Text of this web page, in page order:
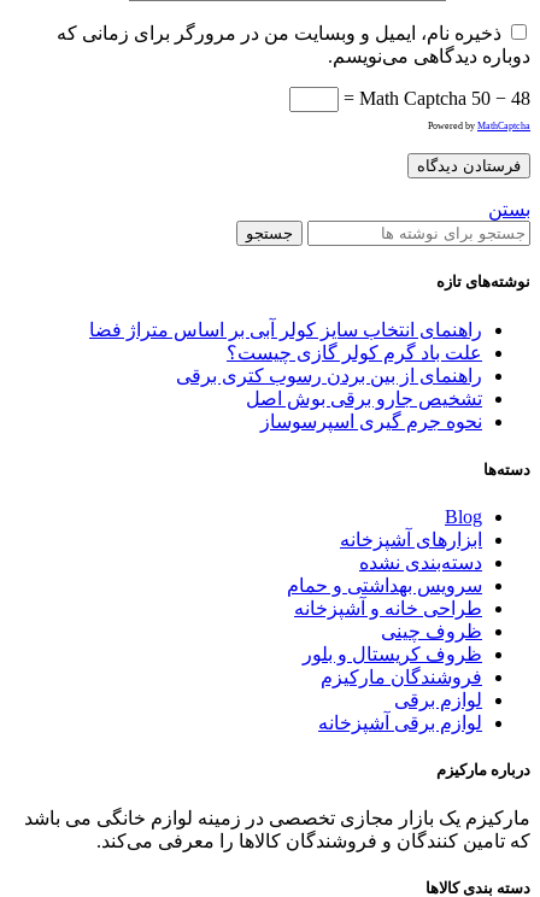
ذخیره نام، ایمیل و وبسایت من در مرورگر برای زمانی که
دوباره دیدگاهی می‌نویسم.
Math Captcha 50 − 48 =
Powered by MathCaptcha
بستن
جستجو
نوشته‌های تازه
راهنمای انتخاب سایز کولر آبی بر اساس متراژ فضا
علت باد گرم کولر گازی چیست؟
راهنمای از بین بردن رسوب کتری برقی
تشخیص جارو برقی بوش اصل
نحوه جرم گیری اسپرسوساز
دسته‌ها
Blog
ابزارهای آشپزخانه
دسته‌بندی نشده
سرویس بهداشتی و حمام
طراحی خانه و آشپزخانه
ظروف چینی
ظروف کریستال و بلور
فروشندگان مارکیزم
لوازم برقی
لوازم برقی آشپزخانه
درباره مارکیزم
مارکیزم یک بازار مجازی تخصصی در زمینه لوازم خانگی می باشد
که تامین کنندگان و فروشندگان کالاها را معرفی می‌کند.
دسته بندی کالاها